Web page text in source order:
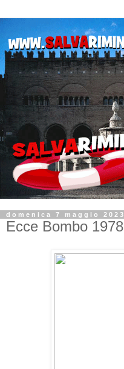
domenica 7 maggio 2023
Ecce Bombo 1978